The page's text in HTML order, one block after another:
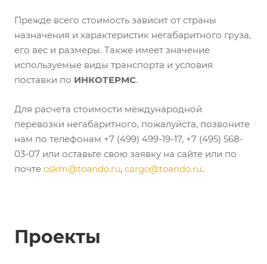
Прежде всего стоимость зависит от страны
назначения и характеристик негабаритного груза,
его вес и размеры. Также имеет значение
используемые виды транспорта и условия
поставки по ИНКОТЕРМС.
Для расчета стоимости международной
перевозки негабаритного, пожалуйста, позвоните
нам по телефонам +7 (499) 499-19-17, +7 (495) 568-
03-07 или оставьте свою заявку на сайте или по
почте oskm@toando.ru, cargo@toando.ru.
Проекты